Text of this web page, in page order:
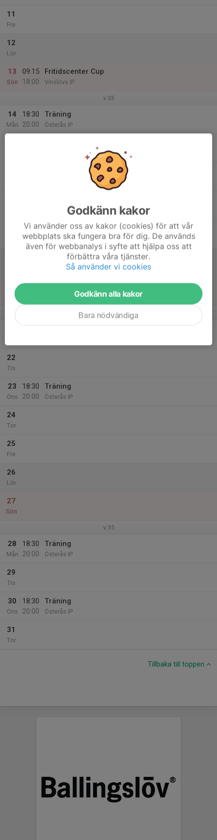
11
Fre
12
Lör
13
Sön
09:15
18:00
Fritidscenter Cup
Vinslövs IP
v.33
14
Mån
18:30
20:00
Träning
Österås IP
Österås IP Konstgräset
Sön
v.34
22
Tis
23
Ons
18:30
20:00
Träning
Österås IP
24
Tor
25
Fre
26
Lör
27
Sön
v.35
28
Mån
18:30
20:00
Träning
Österås IP
29
Tis
30
Ons
18:30
20:00
Träning
Österås IP
31
Tor
Tillbaka till toppen
Godkänn kakor
Vi använder oss av kakor (cookies) för att vår
webbplats ska fungera bra för dig. De används
även för webbanalys i syfte att hjälpa oss att
förbättra våra tjänster.
Så använder vi cookies
Godkänn alla kakor
Bara nödvändiga